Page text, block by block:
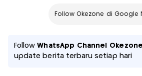
Follow Okezone di Google
FollowWhatsApp Channel Okezone
update berita terbaru setiap hari